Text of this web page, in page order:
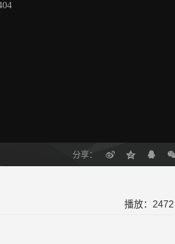
分享：
播放：2472